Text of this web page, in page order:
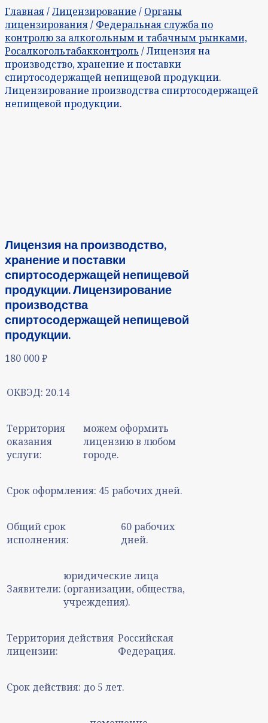
Главная/Лицензирование / Органы
лицензирования/ Федеральная служба по
контролю за алкогольным и табачным рынками,
Росалкогольтабакконтроль / Лицензия на
производство, хранение и поставки
спиртосодержащей непищевой продукции.
Лицензирование производства спиртосодержащей
непищевой продукции.
Лицензия на производство,
хранение и поставки
спиртосодержащей непищевой
продукции. Лицензирование
производства
спиртосодержащей непищевой
продукции.
180 000₽
ОКВЭД: 20.14
Территория
оказания
услуги:
можем оформить
лицензию в любом
городе.
Срок оформления: 45 рабочих дней.
Общий срок
исполнения:
60 рабочих
дней.
Заявители:
юридические лица
(организации, общества,
учреждения).
Территория действия
лицензии:
Российская
Федерация.
Срок действия: до 5 лет.